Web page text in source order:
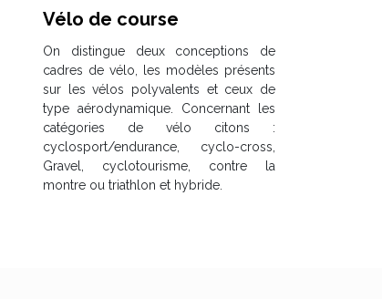
Vélo de course
On distingue deux conceptions de
cadres de vélo, les modèles présents
sur les vélos polyvalents et ceux de
type aérodynamique. Concernant les
catégories de vélo citons :
cyclosport/endurance, cyclo-cross,
Gravel, cyclotourisme, contre la
montre ou triathlon et hybride.